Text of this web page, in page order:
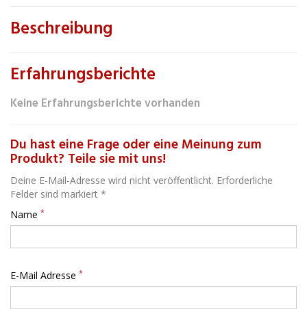
Beschreibung
Erfahrungsberichte
Keine Erfahrungsberichte vorhanden
Du hast eine Frage oder eine Meinung zum
Produkt? Teile sie mit uns!
Deine E-Mail-Adresse wird nicht veröffentlicht. Erforderliche
Felder sind markiert *
Name *
E-Mail Adresse *